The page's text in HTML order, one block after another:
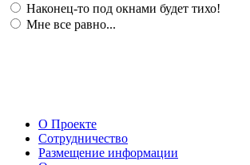
Наконец-то под окнами будет тихо!
Мне все равно...
О Проекте
Сотрудничество
Размещение информации